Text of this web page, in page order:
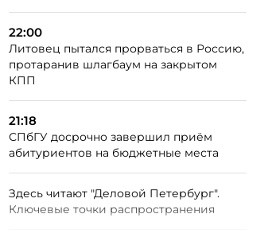
22:00
Литовец пытался прорваться в Россию,
протаранив шлагбаум на закрытом
КПП
21:18
СПбГУ досрочно завершил приём
абитуриентов на бюджетные места
Здесь читают "Деловой Петербург".
Ключевые точки распространения